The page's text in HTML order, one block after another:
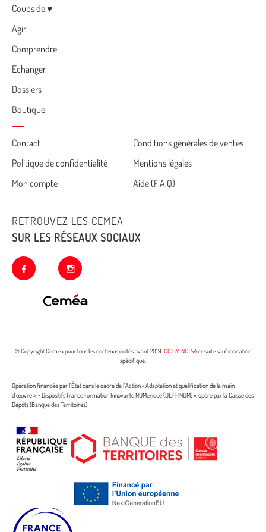
Menu
Coups de ♥
Agir
Comprendre
Echanger
Dossiers
Boutique
Cemea
footer
Contact
Conditions générales de ventes
Politique de confidentialité
Mentions légales
Mon compte
Aide (F.A.Q)
RETROUVEZ LES CEMEA
SUR LES RÉSEAUX SOCIAUX
facebook instagram
© Copyright Cemea pour tous les contenus édités avant 2019.CC BY-NC-SAensuite sauf indication
spécifique.
Opération financée par l’État dans le cadre de l’Action « Adaptation et qualification de la main
d’œuvre », « Dispositifs France Formation Innovante NUMérique (DEFFINUM) », opéré par la Caisse des
Dépôts (Banque des Territoires)